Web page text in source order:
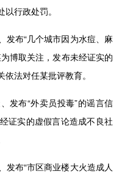
行政处罚。
发布“几个城市因为水痘、麻
博取关注，发布未经证实的
法对任某批评教育。
发布“外卖员投毒”的谣言信
证实的虚假言论造成不良社
发布“市区商业楼大火造成人